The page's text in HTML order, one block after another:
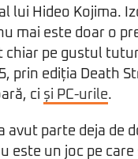
lui Hideo Kojima.
mai este doar o
chiar pe gustul
prin ediția Death
ci și PC-urile.
avut parte deja de
este un joc pe